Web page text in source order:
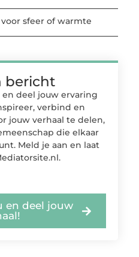
sfeer of warmte
bericht
deel jouw ervaring
verbind en
jouw verhaal te delen,
die elkaar
Meld je aan en laat
en deel jouw